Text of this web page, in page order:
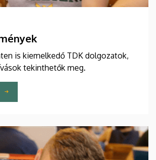
is kiemelkedő TDK dolgozatok,
tekinthetők meg.